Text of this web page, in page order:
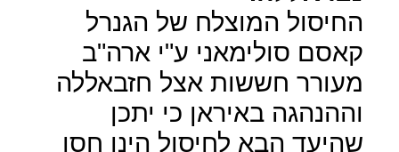
החיסול המוצלח של הגנרל
קאסם סולימאני ע"י ארה"ב
מעורר חששות אצל חזבאללה
וההנהגה באיראן כי יתכן
שהיעד הבא לחיסול הינו חסן